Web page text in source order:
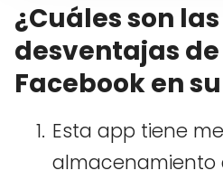
¿Cuáles son
desventajas
Facebook en
Esta app tiene
almacenamiento